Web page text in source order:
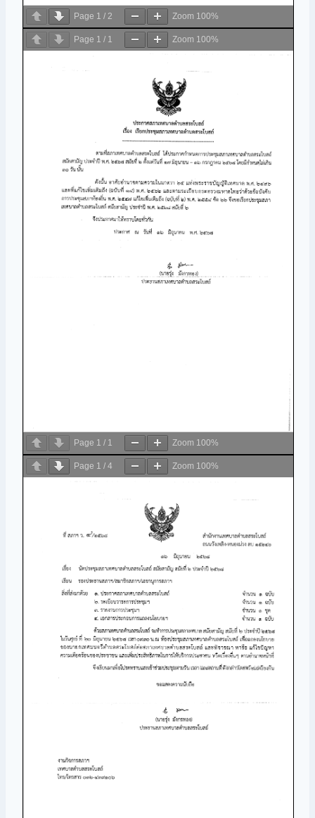
Page 1 / 2 Zoom 100%
Page 1 / 1 Zoom 100%
Page 1 / 1 Zoom 100%
Page 1 / 4 Zoom 100%